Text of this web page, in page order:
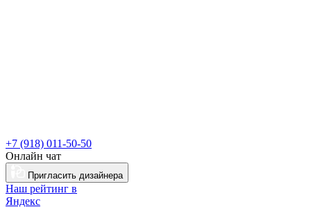
+7 (918) 011-50-50
Онлайн чат
Пригласить дизайнера
Наш рейтинг в
Яндекс